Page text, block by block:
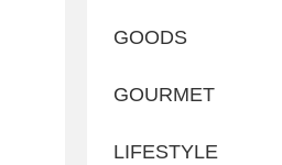
GOODS
GOURMET
LIFESTYLE